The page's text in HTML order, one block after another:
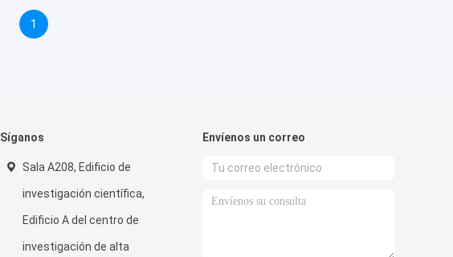
1
Síganos
Sala A208, Edificio de
investigación científica,
Edificio A del centro de
investigación de alta
Envíenos un correo